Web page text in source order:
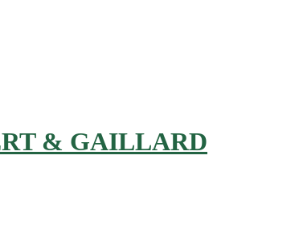
& GAILLARD